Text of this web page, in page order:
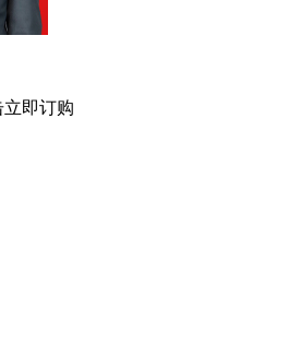
即订购